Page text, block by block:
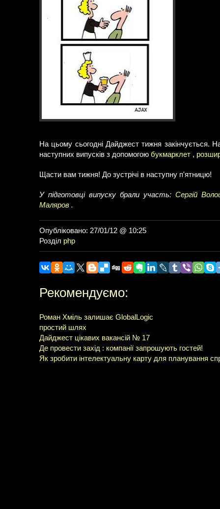
На цьому сьогодні Дайджест тижня
наступних випусків з допомогою букмарклет ,
Щасти вам тижня! До зустрічі в наступну п'ятницю!
У підготовці випуску брали участь: Сергій
Маляров .
Опубліковано: 27/01/12 @ 10:25
Розділ php
Рекомендуємо:
Роман Хміль залишає GlobalLogic
простий шлях
Дайджест цікавих вакансій № 17
Де провести захід : компанії запрошують гостей!
Як зробити інтелектуальну карту для планування